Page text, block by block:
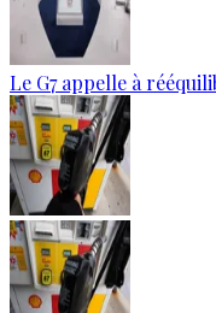
Le G7 appelle à